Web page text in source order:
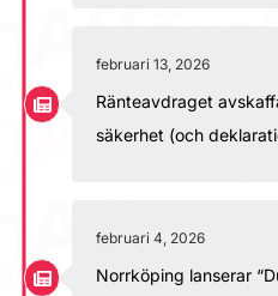
februari 13, 2026
Ränteavdraget
säkerhet (och
februari 4, 2026
Norrköping lanserar